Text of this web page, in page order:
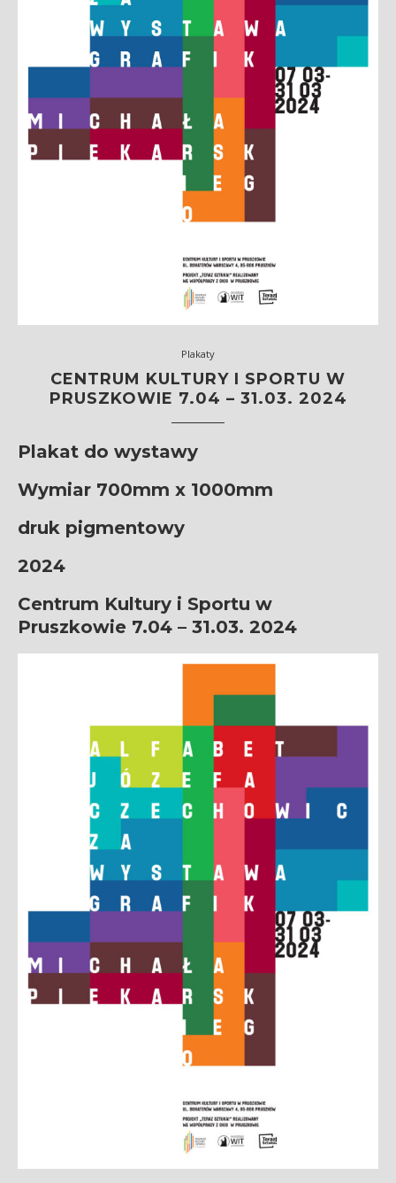
Plakaty
CENTRUM KULTURY I SPORTU W
PRUSZKOWIE 7.04 – 31.03. 2024
Plakat do wystawy
Wymiar 700mm x 1000mm
druk pigmentowy
2024
Centrum Kultury i Sportu w
Pruszkowie 7.04 – 31.03. 2024